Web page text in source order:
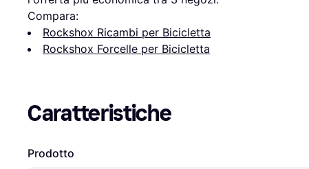
Compara:
Rockshox Ricambi per Bicicletta
Rockshox Forcelle per Bicicletta
Caratteristiche
Prodotto